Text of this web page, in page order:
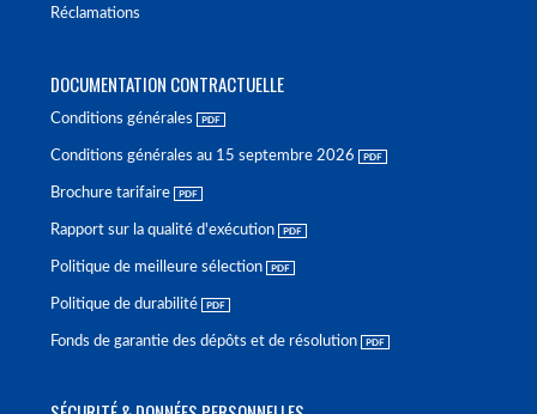
Réclamations
DOCUMENTATION CONTRACTUELLE
Conditions générales
Conditions générales au 15 septembre 2026
Brochure tarifaire
Rapport sur la qualité d'exécution
Politique de meilleure sélection
Politique de durabilité
Fonds de garantie des dépôts et de résolution